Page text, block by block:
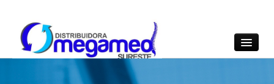
OmegaMed Sureste
OmegaMed Sureste